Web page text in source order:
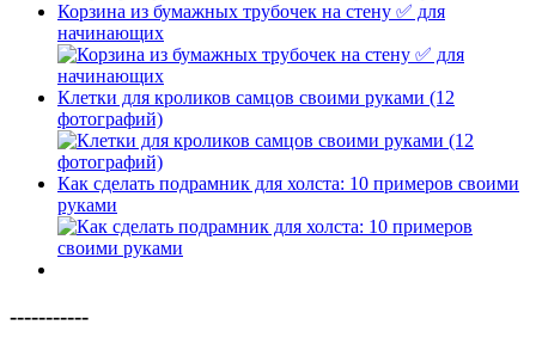
Корзина из бумажных трубочек на стену ✅ для
начинающих
Клетки для кроликов самцов своими руками (12
фотографий)
Как сделать подрамник для холста: 10 примеров своими
руками
-----------